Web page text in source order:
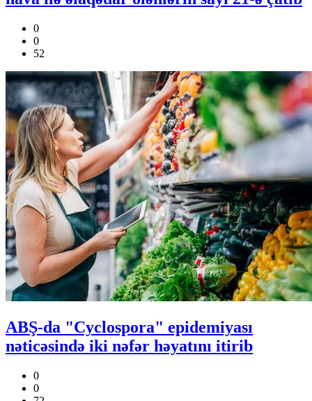
0
0
52
ABŞ-da "Cyclospora" epidemiyası
nəticəsində iki nəfər həyatını itirib
0
0